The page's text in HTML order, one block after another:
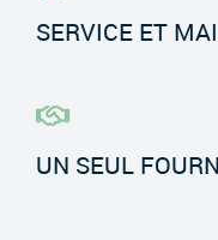
SERVICE ET
UN SEUL